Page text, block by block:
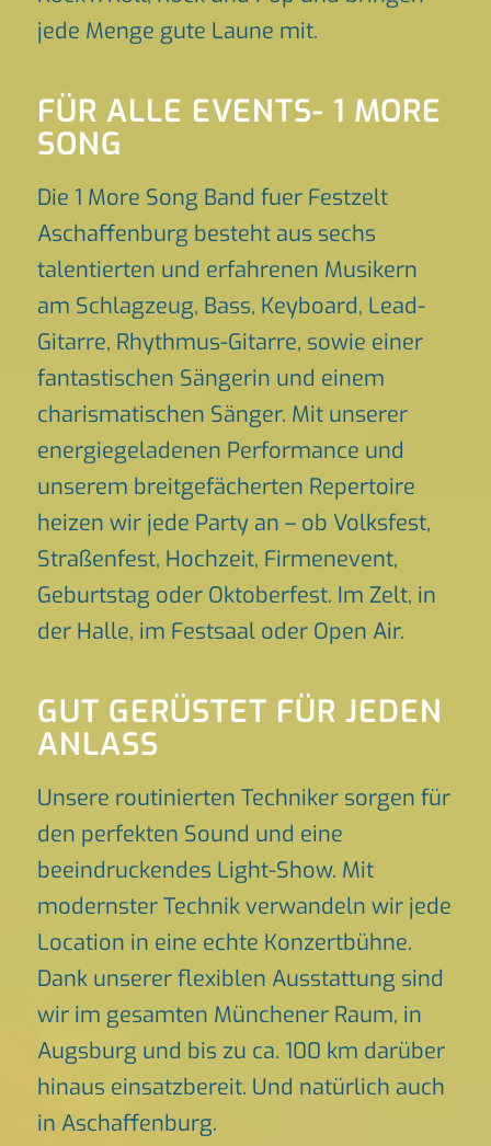
jede Menge gute Laune mit.
FÜR ALLE EVENTS- 1 MORE
SONG
Die 1 More Song Band fuer Festzelt
Aschaffenburg besteht aus sechs
talentierten und erfahrenen Musikern
am Schlagzeug, Bass, Keyboard, Lead-
Gitarre, Rhythmus-Gitarre, sowie einer
fantastischen Sängerin und einem
charismatischen Sänger. Mit unserer
energiegeladenen Performance und
unserem breitgefächerten Repertoire
heizen wir jede Party an – ob Volksfest,
Straßenfest, Hochzeit, Firmenevent,
Geburtstag oder Oktoberfest. Im Zelt, in
der Halle, im Festsaal oder Open Air.
GUT GERÜSTET FÜR JEDEN
ANLASS
Unsere routinierten Techniker sorgen für
den perfekten Sound und eine
beeindruckendes Light-Show. Mit
modernster Technik verwandeln wir jede
Location in eine echte Konzertbühne.
Dank unserer flexiblen Ausstattung sind
wir im gesamten Münchener Raum, in
Augsburg und bis zu ca. 100 km darüber
hinaus einsatzbereit. Und natürlich auch
in Aschaffenburg.